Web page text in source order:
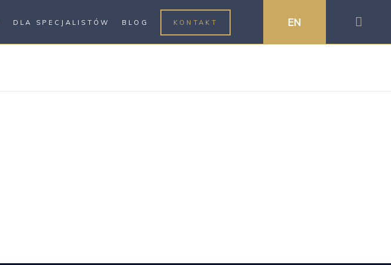
DLA SPECJALISTÓW BLOG KONTAKT EN